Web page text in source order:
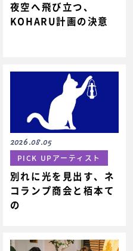
夜空へ飛び立つ、
KOHARU計画の決意
2026.08.05
PICK UPアーティスト
別れに光を見出す、ネ
コランプ商会と栢本て
の